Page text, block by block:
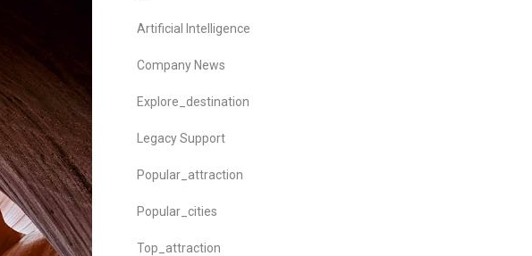
Artificial Intelligence
Company News
Explore_destination
Legacy Support
Popular_attraction
Popular_cities
Top_attraction